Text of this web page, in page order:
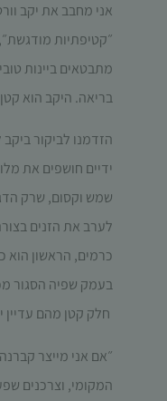
אני מחבב את יקב
״קטיפתיות
מתבטאים ביינות
בריאה. היקב הוא קטן וייצר 20,000 בקבוקים בשנת 2013. רובם, אגב, בלנדים, וגם ביינות הזניים נמסכו
הזדמנו לביקור
ידיים חושפים את
שמש וקסום, שרק
לערב את הזנים
כרמים, הראשון הוא
בעמק שפיה הסגור
חלק קטן מהם עדיין
״אם אני מייצר
המקומי, וצרכנים